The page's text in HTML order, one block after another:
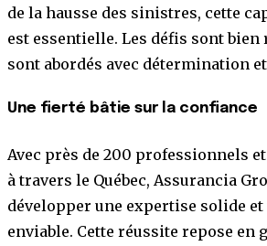
de la hausse des sinistres, cette
est essentielle. Les défis sont bien
sont abordés avec détermination
Une fierté bâtie sur la confiance
Avec près de 200 professionnels
à travers le Québec, Assurancia
développer une expertise solide
enviable. Cette réussite repose en